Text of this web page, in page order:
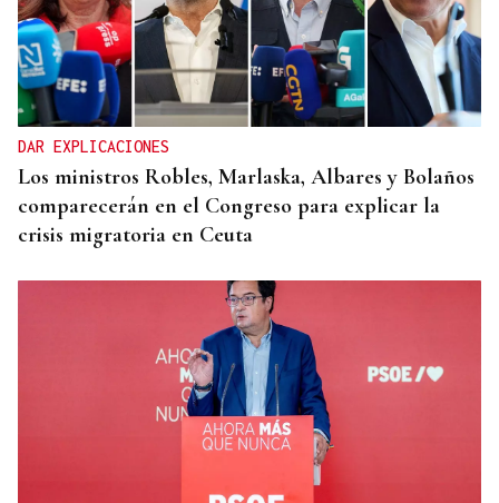
DAR EXPLICACIONES
Los ministros Robles, Marlaska, Albares y Bolaños
comparecerán en el Congreso para explicar la
crisis migratoria en Ceuta